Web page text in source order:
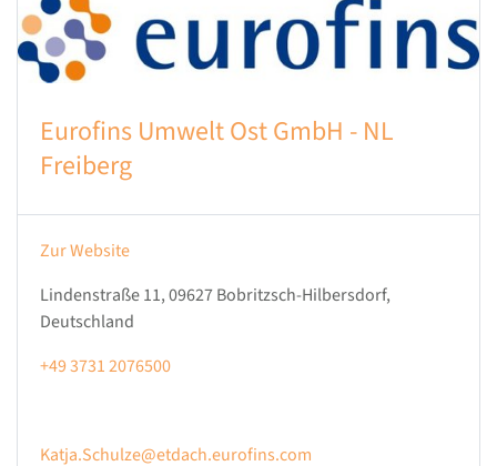
Eurofins Umwelt Ost GmbH - NL
Freiberg
Zur Website
Lindenstraße 11, 09627 Bobritzsch-Hilbersdorf,
Deutschland
+49 3731 2076500
Katja.Schulze@etdach.eurofins.com